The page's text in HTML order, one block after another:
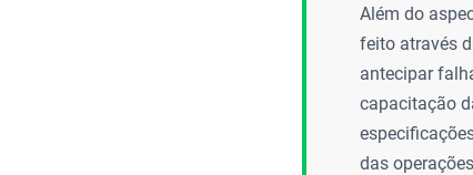
Além do
feito através
antecipar
capacitação
das